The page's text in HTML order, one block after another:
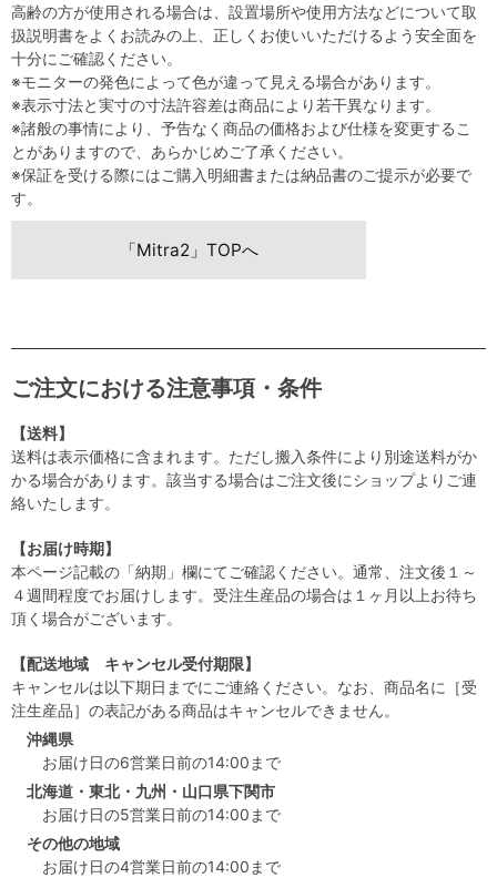
高齢の方が使用される場合は、設置場所や使用方法などについて取
扱説明書をよくお読みの上、正しくお使いいただけるよう安全面を
十分にご確認ください。
※モニターの発色によって色が違って見える場合があります。
※表示寸法と実寸の寸法許容差は商品により若干異なります。
※諸般の事情により、予告なく商品の価格および仕様を変更するこ
とがありますので、あらかじめご了承ください。
※保証を受ける際にはご購入明細書または納品書のご提示が必要で
す。
「Mitra2」TOPへ
ご注文における注意事項・条件
【送料】
送料は表示価格に含まれます。ただし搬入条件により別途送料がか
かる場合があります。該当する場合はご注文後にショップよりご連
絡いたします。
【お届け時期】
本ページ記載の「納期」欄にてご確認ください。通常、注文後１～
４週間程度でお届けします。受注生産品の場合は１ヶ月以上お待ち
頂く場合がございます。
【配送地域 キャンセル受付期限】
キャンセルは以下期日までにご連絡ください。なお、商品名に［受
注生産品］の表記がある商品はキャンセルできません。
沖縄県
お届け日の6営業日前の14:00まで
北海道・東北・九州・山口県下関市
お届け日の5営業日前の14:00まで
その他の地域
お届け日の4営業日前の14:00まで